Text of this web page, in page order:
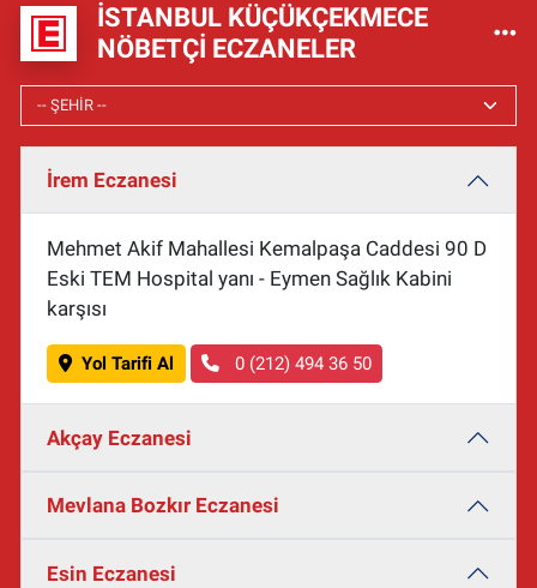
İSTANBUL KÜÇÜKÇEKMECE
NÖBETÇI ECZANELER
İrem Eczanesi
Mehmet Akif Mahallesi Kemalpaşa Caddesi 90 D
Eski TEM Hospital yanı - Eymen Sağlık Kabini
karşısı
Yol Tarifi Al 0 (212) 494 36 50
Akçay Eczanesi
Mevlana Bozkır Eczanesi
Esin Eczanesi